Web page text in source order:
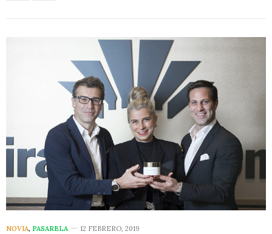
NOVIA, PASARELA 12 FEBRERO, 2019